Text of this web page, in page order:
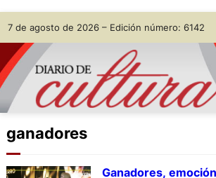
Skip
to
content
7 de agosto de 2026 – Edición número: 6142
ganadores
Ganadores,